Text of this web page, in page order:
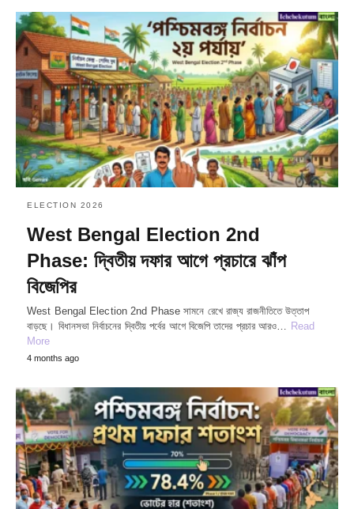
ELECTION 2026
West Bengal Election 2nd
Phase: দ্বিতীয় দফার আগে প্রচারে ঝাঁপ
বিজেপির
West Bengal Election 2nd Phase সামনে রেখে রাজ্য রাজনীতিতে উত্তাপ
বাড়ছে। বিধানসভা নির্বাচনের দ্বিতীয় পর্বের আগে বিজেপি তাদের প্রচার আরও…
Read
More
4 months ago